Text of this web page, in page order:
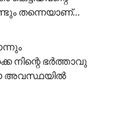
തന്നെയാണ്…
നിന്റെ ഭർത്താവു
അവസ്ഥയിൽ